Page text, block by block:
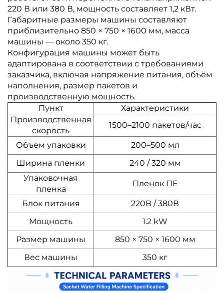
220 В или 380 В, мощность составляет 1,2 кВт.
Габаритные размеры машины составляют
приблизительно 850 × 750 × 1600 мм, масса
машины — около 350 кг.
Конфигурация машины может быть
адаптирована в соответствии с требованиями
заказчика, включая напряжение питания, объём
наполнения, размер пакетов и
производственную мощность.
Пункт
Характеристики
Производственная
скорость
1500–2100 пакетов/час
Объем упаковки
200–500 мл
Ширина пленки
240 / 320 мм
Упаковочная
пленка
Пленок ПЕ
Блок питания
220В / 380В
Мощность
1.2 kW
Размер машины
850 × 750 × 1600 мм
Вес машины
350 кг